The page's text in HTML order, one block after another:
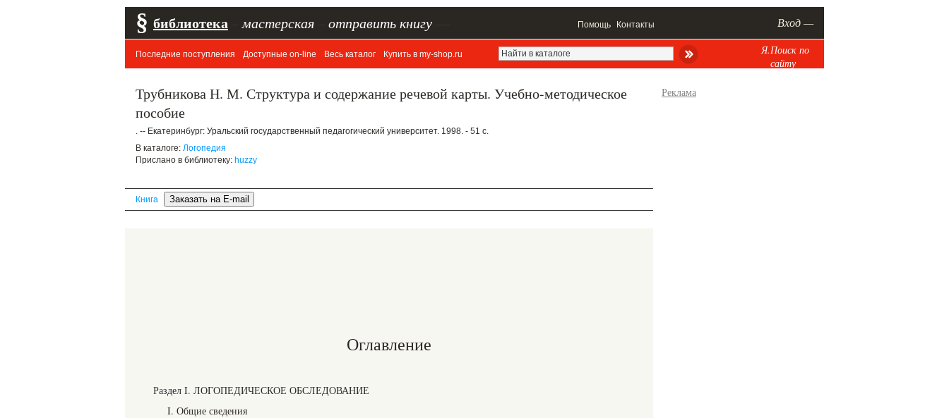
§ библиотека мастерская отправить книгу Помощь Контакты Вход —
Последние поступления Доступные on-line Весь каталог Купить в my-shop.ru
Я.Поиск по
сайту
Трубникова Н. М. Структура и содержание речевой карты. Учебно-методическое
пособие
. -- Екатеринбург: Уральский государственный педагогический университет. 1998. - 51 с.
В каталоге: Логопедия
Прислано в библиотеку: huzzy
Книга
Оглавление
Раздел I. ЛОГОПЕДИЧЕСКОЕ ОБСЛЕДОВАНИЕ
I. Общие сведения
Реклама